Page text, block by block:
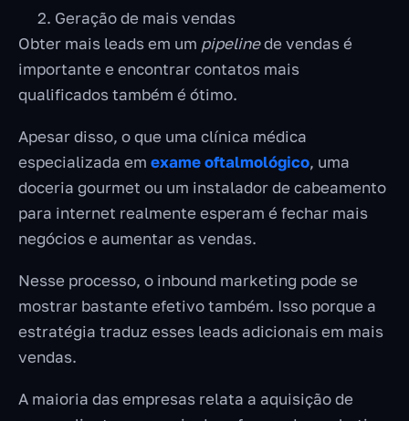
Geração de mais vendas
Obter mais leads em um pipelinede vendas é
importante e encontrar contatos mais
qualificados também é ótimo.
Apesar disso, o que uma clínica médica
especializada em exame oftalmológico, uma
doceria gourmet ou um instalador de cabeamento
para internet realmente esperam é fechar mais
negócios e aumentar as vendas.
Nesse processo, o inbound marketing pode se
mostrar bastante efetivo também. Isso porque a
estratégia traduz esses leads adicionais em mais
vendas.
A maioria das empresas relata a aquisição de